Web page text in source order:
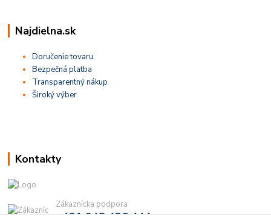
Najdielna.sk
Doručenie tovaru
Bezpečná platba
Transparentný nákup
Široký výber
Kontakty
Zákaznícka podpora